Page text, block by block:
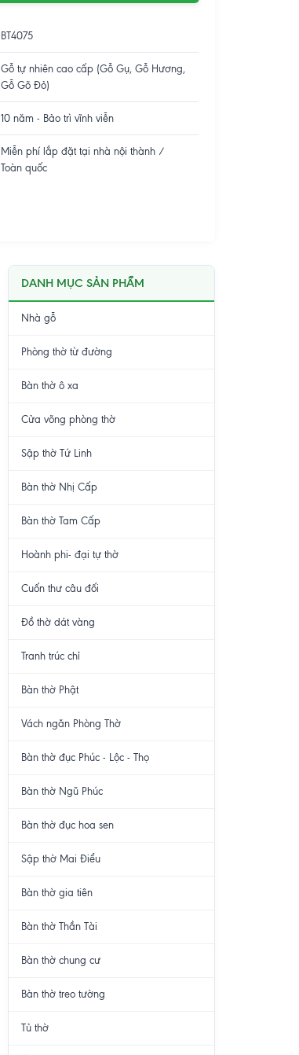
BT4075
Gỗ tự nhiên cao cấp (Gỗ Gụ, Gỗ Hương,
Gỗ Gõ Đỏ)
10 năm - Bảo trì vĩnh viễn
Miễn phí lắp đặt tại nhà nội thành /
Toàn quốc
DANH MỤC SẢN PHẨM
Nhà gỗ
Phòng thờ từ đường
Bàn thờ ô xa
Cửa võng phòng thờ
Sập thờ Tứ Linh
Bàn thờ Nhị Cấp
Bàn thờ Tam Cấp
Hoành phi- đại tự thờ
Cuốn thư câu đối
Đồ thờ dát vàng
Tranh trúc chỉ
Bàn thờ Phật
Vách ngăn Phòng Thờ
Bàn thờ đục Phúc - Lộc - Thọ
Bàn thờ Ngũ Phúc
Bàn thờ đục hoa sen
Sập thờ Mai Điểu
Bàn thờ gia tiên
Bàn thờ Thần Tài
Bàn thờ chung cư
Bàn thờ treo tường
Tủ thờ